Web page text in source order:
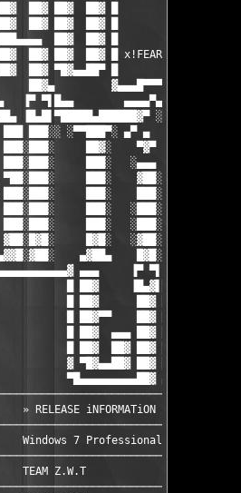
██▓ ██▓  ██▓ █
██▓ ██▓  ██▓ █
██▓  ██▓ █
██▓ ██▓  ██▓ █ x!FEAR
██▓ ▀█▓▄▄██▀ █
▓▄▄▄█▀▀▀ ▀
▐▀ ▀▌█▄▄        ▄▄▄▄▀▄
▐█▄█▌▀█████▄██████▓▀ ░█▄        ░
███░░ ░▀▀███▀░ ▄▀ ▄  ▐█▓
██▓░    ▀▓▀ ░███▄
███░   ░▄▄▄  ████▓▄
███░    ▓██░ ███░▀██▄
███░    ███░ ███░
███░███░     ███░   ░███░ ███░  ░
███░███░     ███░   ░███░ █▓█░
▓██░█▓█░     █▓█░   ░▓██░ ▓██░
▄▓██▄    █▓█░ █▓█░░
▄▄▄     ▐▀ ▀▌ ▄▄▄▄▄
█ ██▓     ▐█▄▓▌██▓  ██▓
█ ██▓      ██▓ ██▓  ██▓
█ ██▓▀▀    ██▓ ██▓  ██▓
█ ██▓  ▄▄▄ ██▓ ██▓  ██▓
█ ██▓  ██▓ ██▓ ██▓  ██▓
▓ ▀█▓▄▄██▓ ██▓ ██▓  ██▓
▀█▄▄▄▄▄▄▄▄▄██▓
iNFORMATiON «
Windows 7 Professional
TEAM Z.W.T